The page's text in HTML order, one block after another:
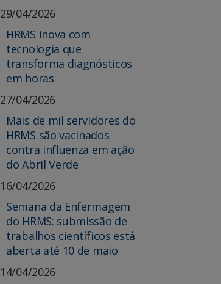
29/04/2026
HRMS inova com
tecnologia que
transforma diagnósticos
em horas
27/04/2026
Mais de mil servidores do
HRMS são vacinados
contra influenza em ação
do Abril Verde
16/04/2026
Semana da Enfermagem
do HRMS: submissão de
trabalhos científicos está
aberta até 10 de maio
14/04/2026